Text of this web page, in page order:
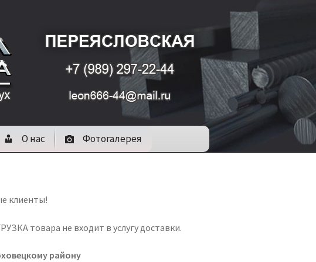
О нас Фотогалерея
клиенты!
товара не входит в услугу доставки.
району